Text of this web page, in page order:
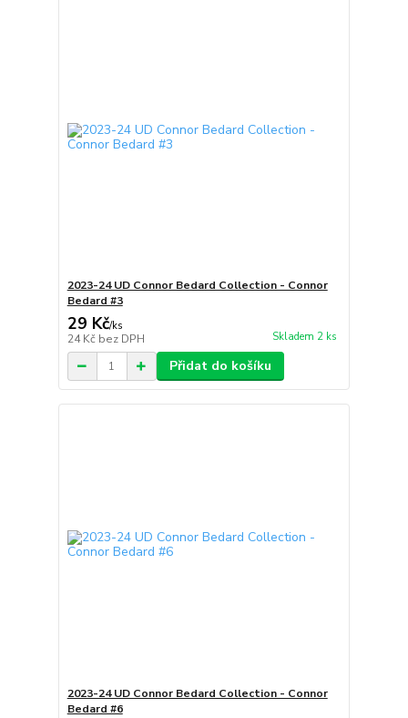
2023-24 UD Connor Bedard Collection - Connor
Bedard #3
29 Kč/ks
24 Kč bez DPH Skladem 2 ks
Přidat do košíku
2023-24 UD Connor Bedard Collection - Connor
Bedard #6